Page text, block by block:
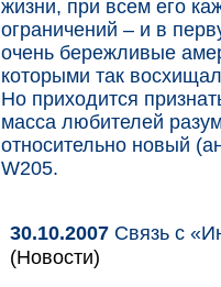
жизни, при всем его
ограничений – и в
очень бережливые
которыми так
Но приходится
масса любителей
относительно новый
W205.
30.10.2007 Связь с
(Новости)